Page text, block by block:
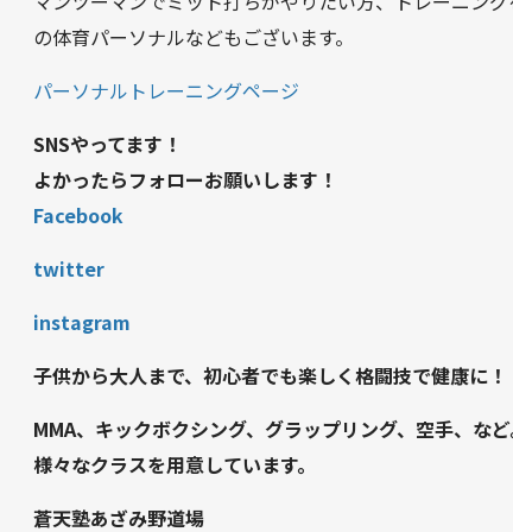
の体育パーソナルなどもございます。
パーソナルトレーニングページ
SNSやってます！
よかったらフォローお願いします！
Facebook
twitter
instagram
子供から大人まで、初心者でも楽しく格闘技で健康に！
MMA、キックボクシング、グラップリング、空手、など
様々なクラスを用意しています。
蒼天塾あざみ野道場